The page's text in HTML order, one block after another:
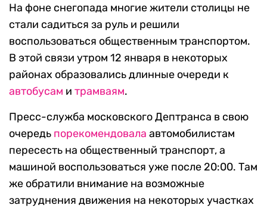
На фоне снегопада многие жители столицы не
стали садиться за руль и решили
воспользоваться общественным транспортом.
В этой связи утром 12 января в некоторых
районах образовались длинные очереди к
автобусам и трамваям.
Пресс-служба московского Дептранса в свою
очередь порекомендовала автомобилистам
пересесть на общественный транспорт, а
машиной воспользоваться уже после 20:00. Там
же обратили внимание на возможные
затруднения движения на некоторых участках